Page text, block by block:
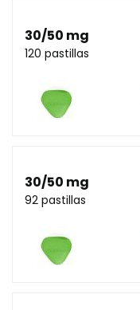
30/50 mg
120 pastillas
30/50 mg
92 pastillas